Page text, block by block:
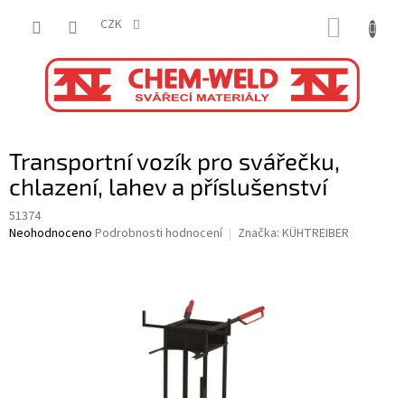
CZK
Transportní vozík pro svářečku,
chlazení, lahev a příslušenství
51374
Průměrné
Neohodnoceno Podrobnosti hodnocení Značka: KÜHTREIBER